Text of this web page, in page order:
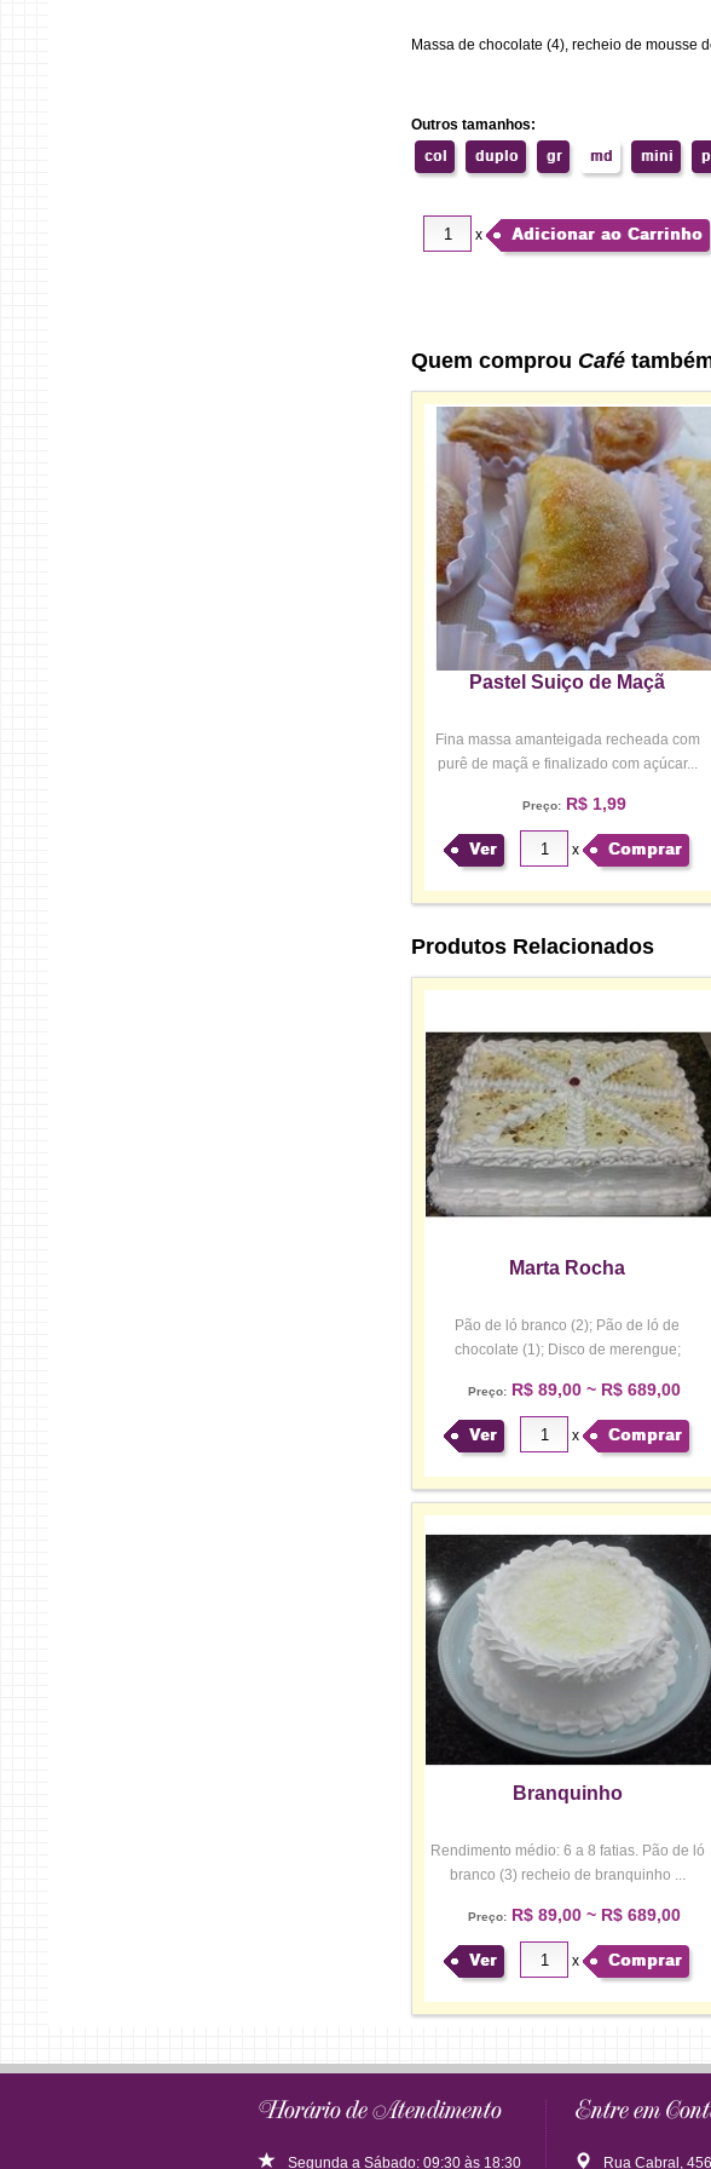
Massa de chocolate (4), recheio de mousse
Outros tamanhos:
col
duplo gr md mini
x Adicionar ao Carrinho
Quem comprou Café
Pastel Suiço de Maçã
Fina massa amanteigada recheada com
purê de maçã e finalizado com açúcar...
Preço: R$ 1,99
Ver x Comprar
Produtos Relacionados
Marta Rocha
Pão de ló branco (2); Pão de ló de
chocolate (1); Disco de merengue;
Preço: R$ 89,00 ~ R$ 689,00
Ver x Comprar
Branquinho
Rendimento médio: 6 a 8 fatias. Pão de ló
branco (3) recheio de branquinho ...
Preço: R$ 89,00 ~ R$ 689,00
Ver x Comprar
Horário de Atendimento
Segunda a Sábado: 09:30 às 18:30
Entre em
Rua Cabral,